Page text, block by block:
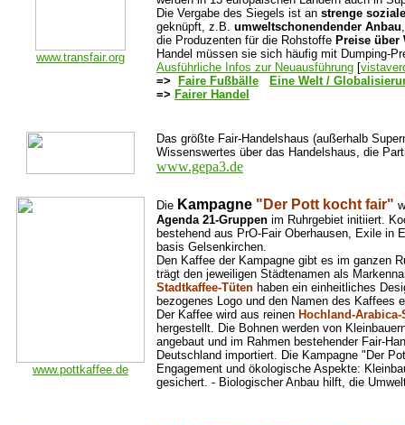
www.transfair.org
Die Vergabe des Siegels ist an strenge
geknüpft, z.B. umweltschonendender Anbau
die Produzenten für die Rohstoffe Preise über
Handel müssen sie sich häufig mit Dumping-
Ausführliche Infos zur Neuausführung [
=>
Faire Fußbälle
Eine Welt /
=> Fairer Handel
Das größte Fair-Handelshaus (außerhalb
Wissenswertes über das Handelshaus, die
www.gepa3.de
www.pottkaffee.de
Die Kampagne "Der Pott kocht fair"
Agenda 21-Gruppen im Ruhrgebiet initiiert.
bestehend aus PrO-Fair Oberhausen, Exile in
basis Gelsenkirchen.
Den Kaffee der Kampagne gibt es im ganzen
trägt den jeweiligen Städtenamen als
Stadtkaffee-Tüten haben ein einheitliches
bezogenes Logo und den Namen des Kaffees
Der Kaffee wird aus reinen Hochland-Arabica-
hergestellt. Die Bohnen werden von
angebaut und im Rahmen bestehender Fair-
Deutschland importiert. Die Kampagne "Der
Engagement und ökologische Aspekte:
gesichert. - Biologischer Anbau hilft, die